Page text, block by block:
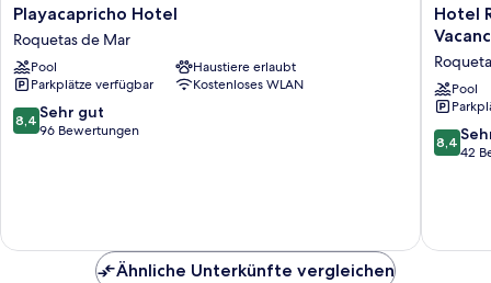
Playacapricho
Hotel
Roquetas
de
Mar
Playacapricho Hotel
Roquetas de Mar
Pool
Haustiere erlaubt
Parkplätze verfügbar
Kostenloses WLAN
8.4
von
8,4 Sehr gut
96 Bewertungen
Hotel
Palmeral
by
Pierre
&
Hotel
Pool
8.4
von
8,4
42
Ähnliche Unterkünfte vergleichen